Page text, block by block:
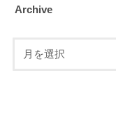
Archive